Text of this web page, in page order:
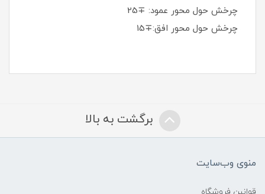
چرخش حول محور عمود: ∓25
چرخش حول محور افق:∓15
برگشت به بالا
منوی وب‌سایت